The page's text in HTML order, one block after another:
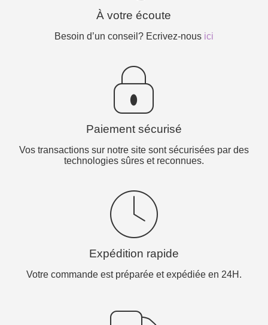
À votre écoute
Besoin d’un conseil? Ecrivez-nous ici
Paiement sécurisé
Vos transactions sur notre site sont sécurisées par des
technologies sûres et reconnues.
Expédition rapide
Votre commande est préparée et expédiée en 24H.